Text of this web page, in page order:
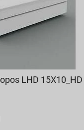
LHD 15X10_HD